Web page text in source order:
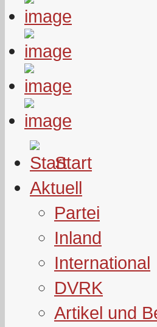
Start
Aktuell
Partei
Inland
International
DVRK
Artikel und